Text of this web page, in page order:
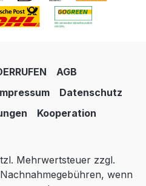
AGB
Datenschutz
Kooperation
Mehrwertsteuer zzgl.
wenn